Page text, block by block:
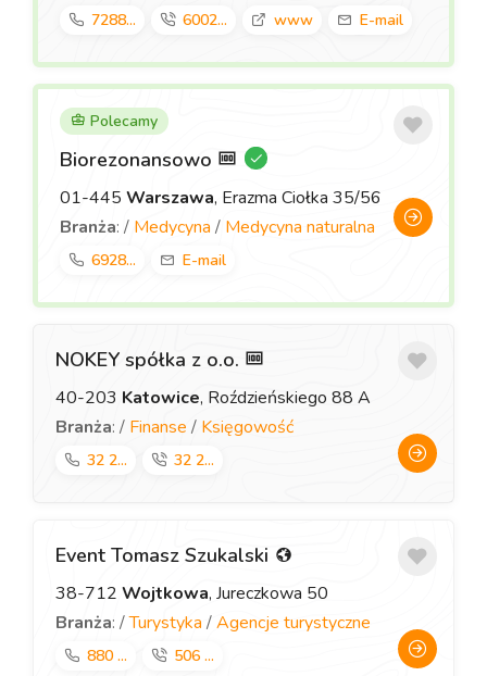
7288... 6002... www E-mail
Polecamy
Biorezonansowo
01-445 Warszawa, Erazma Ciołka 35/56
Branża: / Medycyna / Medycyna naturalna
6928... E-mail
NOKEY spółka z o.o.
40-203 Katowice, Roździeńskiego 88 A
Branża: / Finanse / Księgowość
32 2... 32 2...
Event Tomasz Szukalski
38-712 Wojtkowa, Jureczkowa 50
Branża: /Turystyka /Agencje turystyczne
880 ... 506 ...